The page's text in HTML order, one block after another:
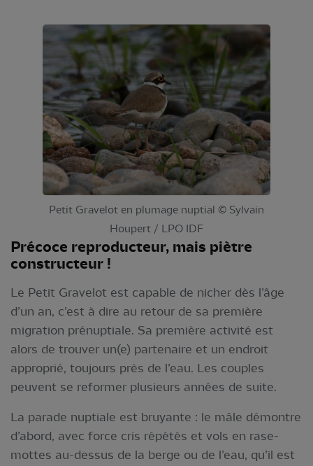
Petit Gravelot en plumage nuptial © Sylvain
Houpert / LPO IDF
Précoce reproducteur, mais piètre
constructeur !
Le Petit Gravelot est capable de nicher dès l’âge
d’un an, c’est à dire au retour de sa première
migration prénuptiale. Sa première activité est
alors de trouver un(e) partenaire et un endroit
approprié, toujours près de l’eau. Les couples
peuvent se reformer plusieurs années de suite.
La parade nuptiale est bruyante : le mâle démontre
d’abord, avec force cris répétés et vols en rase-
mottes au-dessus de la berge ou de l’eau, qu’il est